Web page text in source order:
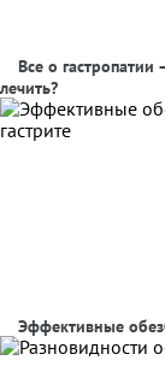
Все о гастропатии
лечить?
Эффективные